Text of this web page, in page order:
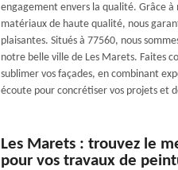
engagement envers la qualité. Grâce
matériaux de haute qualité, nous
plaisantes. Situés à 77560, nous
notre belle ville de Les Marets. Faites
sublimer vos façades, en combinant
écoute pour concrétiser vos projets et
Les Marets : trouvez le
pour vos travaux de